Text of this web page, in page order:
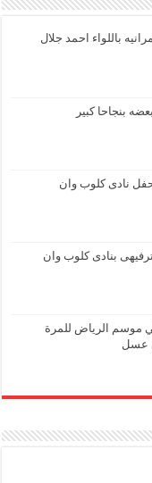
باللواء احمد جلال
بنجاحا كبير
نادى كلوب وان
بنادى كلوب وان
موسم الرياض للمرة
عسل